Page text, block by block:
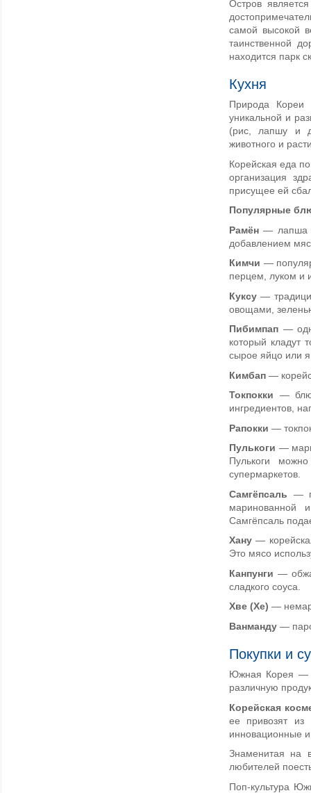
Остров
самой высокой
таинственной
находится парк
Кухня
Природа Кореи
уникальной и
(рис, лапшу и
животного и
Корейская еда
организация
присущее ей
Популярные
Рамён— лапша
добавлением
Кимчи —
перцем, луком и
Куксу —
овощами,
Пибимпап —
который кладут
сырое яйцо или
Кимбап —
Токпокки —
ингредиентов,
Рапокки —
Пулькоги —
Пулькоги
супермаркетов.
Самгёпсаль —
маринованной
Самгёпсаль
Хану—
Это мясо
Канпунги —
сладкого соуса.
Хве (Хе) —
Ванманду —
Покупки и
Южная Корея —
различную
Корейская
ее привозят из
инновационные
Знаменитая на
любителей
Поп-культура